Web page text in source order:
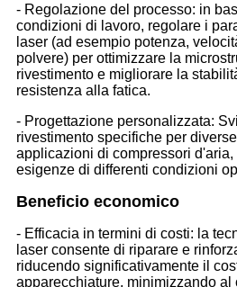
- Regolazione del processo: in
condizioni di lavoro, regolare i
laser (ad esempio potenza,
polvere) per ottimizzare la
rivestimento e migliorare la
resistenza alla fatica.
- Progettazione personalizzata:
rivestimento specifiche per
applicazioni di compressori
esigenze di differenti condizioni
Beneficio economico
- Efficacia in termini di costi: la
laser consente di riparare e
riducendo significativamente il
apparecchiature, minimizzando al